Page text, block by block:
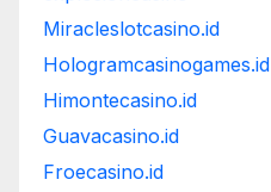
Miracleslotcasino.id
Hologramcasinogames.id
Himontecasino.id
Guavacasino.id
Froecasino.id